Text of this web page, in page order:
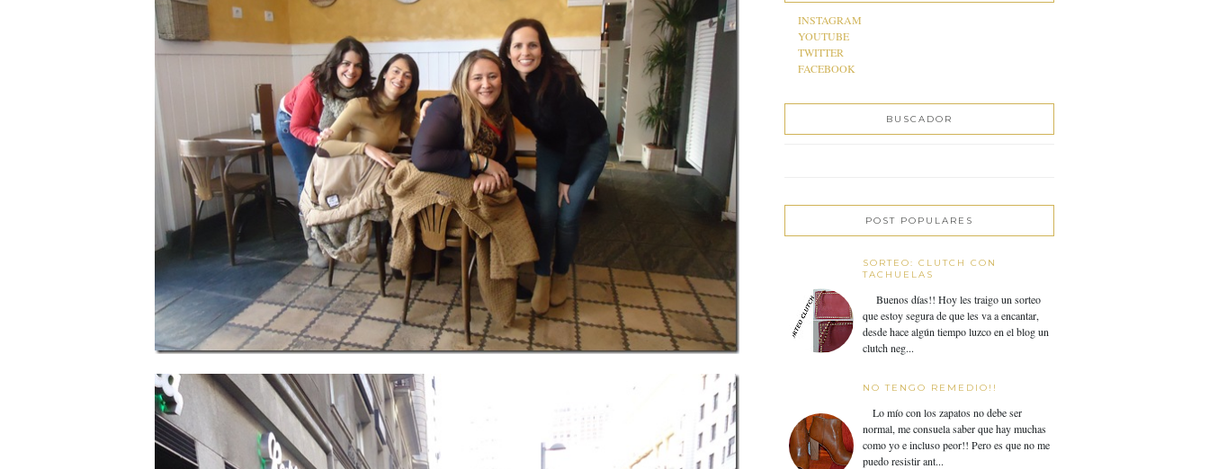
INSTAGRAM
YOUTUBE
TWITTER
FACEBOOK
BUSCADOR
POST POPULARES
SORTEO: CLUTCH CON
TACHUELAS
Buenos días!! Hoy les traigo un sorteo
que estoy segura de que les va a encantar,
desde hace algún tiempo luzco en el blog un
clutch neg...
NO TENGO REMEDIO!!
Lo mío con los zapatos no debe ser
normal, me consuela saber que hay muchas
como yo e incluso peor!! Pero es que no me
puedo resistir ant...